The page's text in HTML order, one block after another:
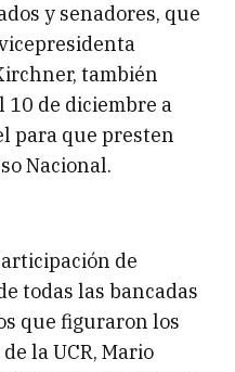
y senadores, que
también
10 de diciembre a
para que presten
Nacional.
de
todas las bancadas
que figuraron los
la UCR, Mario